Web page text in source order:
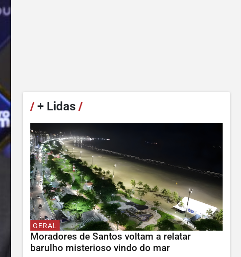
/+ Lidas /
GERAL
Moradores de Santos voltam a relatar
barulho misterioso vindo do mar